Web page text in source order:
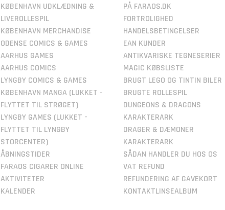
KØBENHAVN UDKLÆDNING &
LIVEROLLESPIL
KØBENHAVN MERCHANDISE
ODENSE COMICS & GAMES
AARHUS GAMES
AARHUS COMICS
LYNGBY COMICS & GAMES
KØBENHAVN MANGA (LUKKET -
FLYTTET TIL STRØGET)
LYNGBY GAMES (LUKKET -
FLYTTET TIL LYNGBY
STORCENTER)
ÅBNINGSTIDER
FARAOS CIGARER ONLINE
AKTIVITETER
KALENDER
PÅ FARAOS.DK
FORTROLIGHED
HANDELSBETINGELSER
EAN KUNDER
ANTIKVARISKE TEGNESERIER
MAGIC KØBSLISTE
BRUGT LEGO OG TINTIN BILER
BRUGTE ROLLESPIL
DUNGEONS & DRAGONS
KARAKTERARK
DRAGER & DÆMONER
KARAKTERARK
SÅDAN HANDLER DU HOS OS
VAT REFUND
REFUNDERING AF GAVEKORT
KONTAKTLINSEALBUM